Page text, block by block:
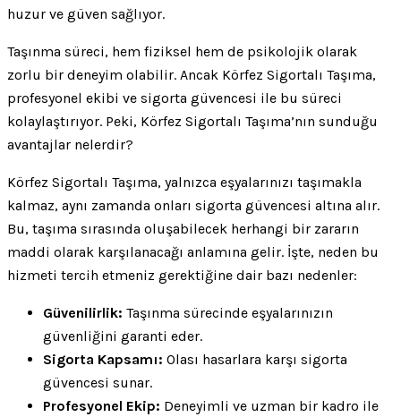
huzur ve güven sağlıyor.
Taşınma süreci, hem fiziksel hem de psikolojik olarak
zorlu bir deneyim olabilir. Ancak Körfez Sigortalı Taşıma,
profesyonel ekibi ve sigorta güvencesi ile bu süreci
kolaylaştırıyor. Peki, Körfez Sigortalı Taşıma’nın sunduğu
avantajlar nelerdir?
Körfez Sigortalı Taşıma, yalnızca eşyalarınızı taşımakla
kalmaz, aynı zamanda onları sigorta güvencesi altına alır.
Bu, taşıma sırasında oluşabilecek herhangi bir zararın
maddi olarak karşılanacağı anlamına gelir. İşte, neden bu
hizmeti tercih etmeniz gerektiğine dair bazı nedenler:
Güvenilirlik: Taşınma sürecinde eşyalarınızın
güvenliğini garanti eder.
Sigorta Kapsamı: Olası hasarlara karşı sigorta
güvencesi sunar.
Profesyonel Ekip: Deneyimli ve uzman bir kadro ile